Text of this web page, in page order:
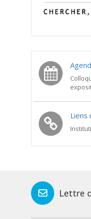
Liens
Lettre